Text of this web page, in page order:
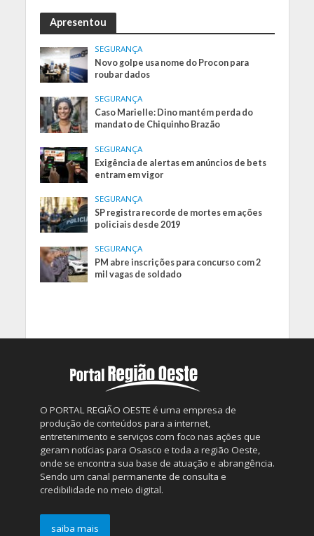
Apresentou
SEGURANÇA
Novo golpe usa nome do Procon para
roubar dados
SEGURANÇA
Caso Marielle: Dino mantém perda do
mandato de Chiquinho Brazão
SEGURANÇA
Exigência de alertas em anúncios de bets
entram em vigor
SEGURANÇA
SP registra recorde de mortes em ações
policiais desde 2019
SEGURANÇA
PM abre inscrições para concurso com 2
mil vagas de soldado
O PORTAL REGIÃO OESTE é uma empresa de
produção de conteúdos para a internet,
entretenimento e serviços com foco nas ações que
geram notícias para Osasco e toda a região Oeste,
onde se encontra sua base de atuação e abrangência.
Sendo um canal permanente de consulta e
credibilidade no meio digital.
saiba mais